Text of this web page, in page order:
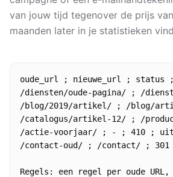
van jouw tijd tegenover de prijs
maanden later in je statistieken
oude_url ; nieuwe_url ; status
/diensten/oude-pagina/ ; /
/blog/2019/artikel/ ; /blog/
/catalogus/artikel-12/ ; /
/actie-voorjaar/ ; - ; 410 ;
/contact-oud/ ; /contact/ ;
Regels: een regel per oude URL,